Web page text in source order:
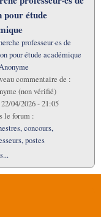
pour étude
professeur·es de
pour étude académique
commentaire de :
(non vérifié)
22/04/2026 - 21:05
le forum :
concours,
postes